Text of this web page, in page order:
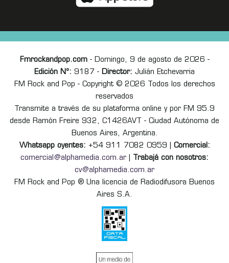
Fmrockandpop.com- Domingo, 9 de agosto de 2026 -
Edición Nº: 9187 - Director: Julián Etchevarria
FM Rock and Pop - Copyright © 2026 Todos los derechos
reservados
Transmite a través de su plataforma online y por FM 95.9
desde Ramón Freire 932, C1426AVT - Ciudad Autónoma de
Buenos Aires, Argentina.
Whatsapp oyentes: +54 911 7082 0959 | Comercial:
comercial@alphamedia.com.ar
Trabajá con nosotros:
cv@alphamedia.com.ar
FM Rock and Pop ® Una licencia de Radiodifusora Buenos
Aires S.A.